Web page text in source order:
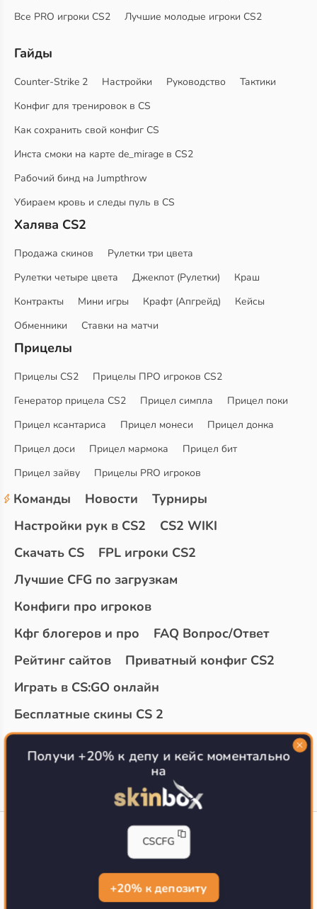
Все PRO игроки CS2
Лучшие молодые игроки CS2
Гайды
Counter-Strike 2 Настройки Руководство
Тактики
Конфиг для тренировок в CS
Как сохранить свой конфиг CS
Инста смоки на карте de_mirage в CS2
Рабочий бинд на Jumpthrow
Убираем кровь и следы пуль в CS
Халява CS2
Продажа скинов
Рулетки три цвета
Рулетки четыре цвета
Джекпот (Рулетки)
Краш
Контракты
Мини игры Крафт (Апгрейд)
Кейсы
Обменники
Ставки на матчи
Прицелы
Прицелы CS2
Прицелы ПРО игроков CS2
Генератор прицела CS2
Прицел симпла
Прицел поки
Прицел ксантариса
Прицел монеси
Прицел донка
Прицел доси
Прицел мармока
Прицел бит
Прицел зайву
Прицелы PRO игроков
Команды Новости
Турниры
Настройки рук в CS2
CS2 WIKI
Скачать CS
FPL игроки CS2
Лучшие CFG по загрузкам
Конфиги про игроков
Кфг блогеров и про
FAQ Вопрос/Ответ
Рейтинг сайтов
Приватный конфиг CS2
Играть в CS:GO онлайн
Бесплатные скины CS 2
CS-CONFIG.com © 2020-2026 г.
Политика конфиденциальности
РЕКЛАМА НА САЙТЕ
Получи +20% к депу и кейс моментально
на
CSCFG
+20% к депозиту